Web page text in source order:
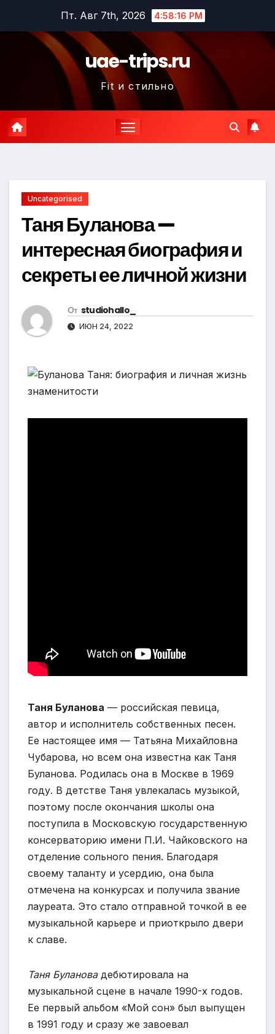
содержимому
Пт. Авг 7th, 2026 4:58:17 PM
uae-trips.ru
Fit и стильно
Uncategorised
Таня Буланова —
интересная биография и
секреты ее личной жизни
От studiohallo_
ИЮН 24, 2022
Таня Буланова — российская певица,
автор и исполнитель собственных песен.
Ее настоящее имя — Татьяна Михайловна
Чубарова, но всем она известна как Таня
Буланова. Родилась она в Москве в 1969
году. В детстве Таня увлекалась музыкой,
поэтому после окончания школы она
поступила в Московскую государственную
консерваторию имени П.И. Чайковского на
отделение сольного пения. Благодаря
своему таланту и усердию, она была
отмечена на конкурсах и получила звание
лауреата. Это стало отправной точкой в ее
музыкальной карьере и приоткрыло двери
к славе.
Таня Булановадебютировала на
музыкальной сцене в начале 1990-х годов.
Ее первый альбом «Мой сон» был выпущен
в 1991 году и сразу же завоевал